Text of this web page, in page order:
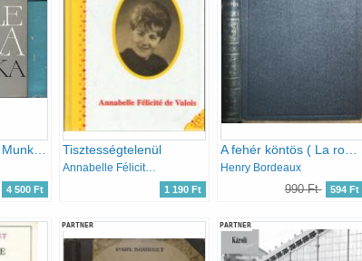
Termékenység - Munka - Igazság / A Négy evangélium c. regényciklus mindhárom kötete /
4 500 Ft
Tisztességtelenül
Annabelle Félicité de Valois
1 190 Ft
A fehér köntös ( La robe de laine)
Henry Bordeaux
990 Ft 594 Ft
PARTNER PARTNER